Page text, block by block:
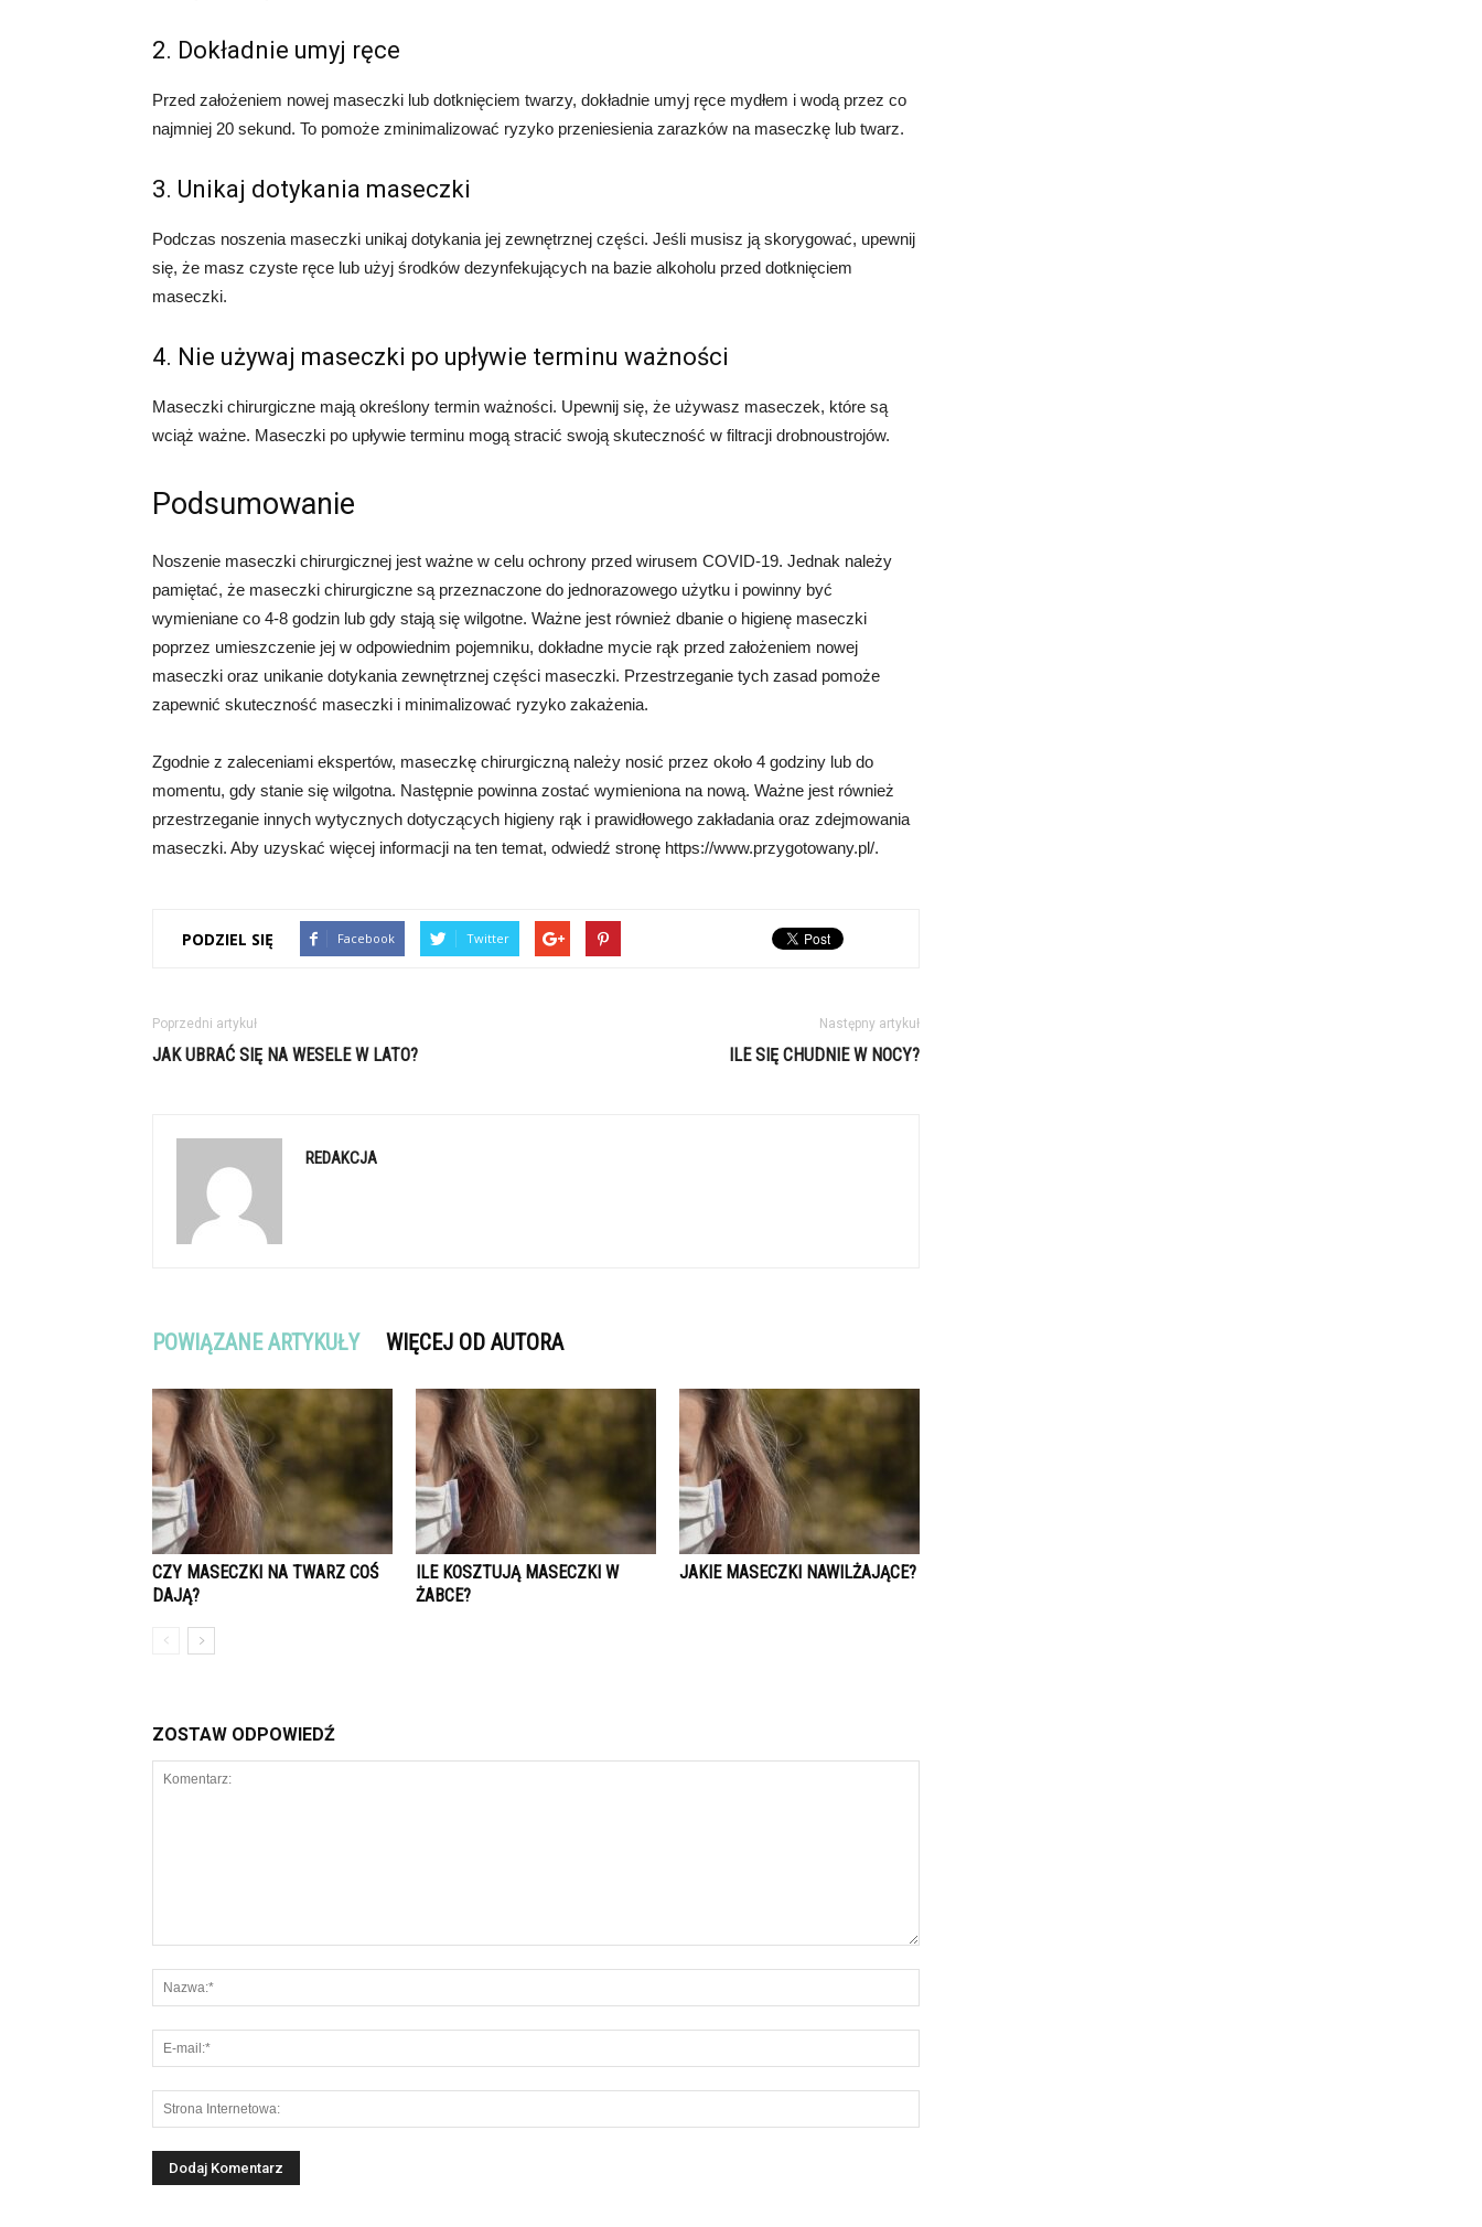
2. Dokładnie umyj ręce
Przed założeniem nowej maseczki lub dotknięciem twarzy, dokładnie umyj ręce mydłem i wodą przez co
najmniej 20 sekund. To pomoże zminimalizować ryzyko przeniesienia zarazków na maseczkę lub twarz.
3. Unikaj dotykania maseczki
Podczas noszenia maseczki unikaj dotykania jej zewnętrznej części. Jeśli musisz ją skorygować, upewnij
się, że masz czyste ręce lub użyj środków dezynfekujących na bazie alkoholu przed dotknięciem
maseczki.
4. Nie używaj maseczki po upływie terminu ważności
Maseczki chirurgiczne mają określony termin ważności. Upewnij się, że używasz maseczek, które są
wciąż ważne. Maseczki po upływie terminu mogą stracić swoją skuteczność w filtracji drobnoustrojów.
Podsumowanie
Noszenie maseczki chirurgicznej jest ważne w celu ochrony przed wirusem COVID-19. Jednak należy
pamiętać, że maseczki chirurgiczne są przeznaczone do jednorazowego użytku i powinny być
wymieniane co 4-8 godzin lub gdy stają się wilgotne. Ważne jest również dbanie o higienę maseczki
poprzez umieszczenie jej w odpowiednim pojemniku, dokładne mycie rąk przed założeniem nowej
maseczki oraz unikanie dotykania zewnętrznej części maseczki. Przestrzeganie tych zasad pomoże
zapewnić skuteczność maseczki i minimalizować ryzyko zakażenia.
Zgodnie z zaleceniami ekspertów, maseczkę chirurgiczną należy nosić przez około 4 godziny lub do
momentu, gdy stanie się wilgotna. Następnie powinna zostać wymieniona na nową. Ważne jest również
przestrzeganie innych wytycznych dotyczących higieny rąk i prawidłowego zakładania oraz zdejmowania
maseczki. Aby uzyskać więcej informacji na ten temat, odwiedź stronę https://www.przygotowany.pl/.
PODZIEL SIĘ Facebook Twitter
Poprzedni artykuł
JAK UBRAĆ SIĘ NA WESELE W LATO?
Następny artykuł
ILE SIĘ CHUDNIE W NOCY?
REDAKCJA
POWIĄZANE ARTYKUŁY WIĘCEJ OD AUTORA
CZY MASECZKI NA TWARZ COŚ
DAJĄ?
ILE KOSZTUJĄ MASECZKI W
ŻABCE?
JAKIE MASECZKI NAWILŻAJĄCE?
ZOSTAW ODPOWIEDŹ